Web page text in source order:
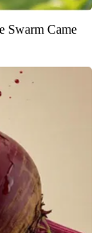
Swarm Came